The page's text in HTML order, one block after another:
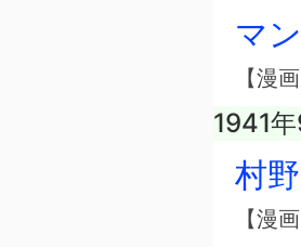
マ
【漫
1941
村
【漫